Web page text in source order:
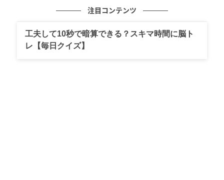
注目コンテンツ
工夫して10秒で暗算できる？スキマ時間に脳ト
レ【毎日クイズ】